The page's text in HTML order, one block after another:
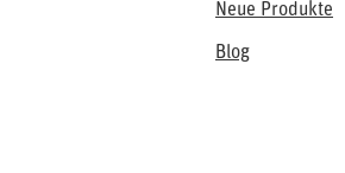
Neue Produkte
Blog